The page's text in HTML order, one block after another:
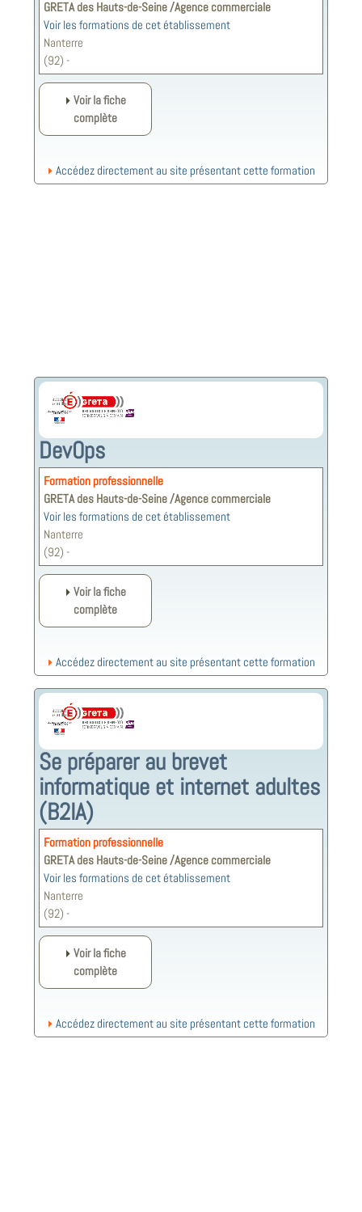
GRETA des Hauts-de-Seine /Agence commerciale
Voir les formations de cet établissement
Nanterre
(92) -
Voir la fiche
complète
Accédez directement au site présentant cette formation
DevOps
Formation professionnelle
GRETA des Hauts-de-Seine /Agence commerciale
Voir les formations de cet établissement
Nanterre
(92) -
Voir la fiche
complète
Accédez directement au site présentant cette formation
Se préparer au brevet
informatique et internet adultes
(B2IA)
Formation professionnelle
GRETA des Hauts-de-Seine /Agence commerciale
Voir les formations de cet établissement
Nanterre
(92) -
Voir la fiche
complète
Accédez directement au site présentant cette formation